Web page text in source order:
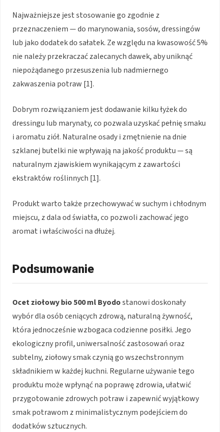
Najważniejsze jest stosowanie go zgodnie z
przeznaczeniem — do marynowania, sosów, dressingów
lub jako dodatek do sałatek. Ze względu na kwasowość 5%
nie należy przekraczać zalecanych dawek, aby uniknąć
niepożądanego przesuszenia lub nadmiernego
zakwaszenia potraw [1].
Dobrym rozwiązaniem jest dodawanie kilku łyżek do
dressingu lub marynaty, co pozwala uzyskać pełnię smaku
i aromatu ziół. Naturalne osady i zmętnienie na dnie
szklanej butelki nie wpływają na jakość produktu — są
naturalnym zjawiskiem wynikającym z zawartości
ekstraktów roślinnych [1].
Produkt warto także przechowywać w suchym i chłodnym
miejscu, z dala od światła, co pozwoli zachować jego
aromat i właściwości na dłużej.
Podsumowanie
Ocet ziołowy bio 500 ml Byodostanowi doskonały
wybór dla osób ceniących zdrową, naturalną żywność,
która jednocześnie wzbogaca codzienne posiłki. Jego
ekologiczny profil, uniwersalność zastosowań oraz
subtelny, ziołowy smak czynią go wszechstronnym
składnikiem w każdej kuchni. Regularne używanie tego
produktu może wpłynąć na poprawę zdrowia, ułatwić
przygotowanie zdrowych potraw i zapewnić wyjątkowy
smak potrawom z minimalistycznym podejściem do
dodatków sztucznych.